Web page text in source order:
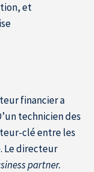
et
financier a
technicien des
clé entre les
Le directeur
partner.